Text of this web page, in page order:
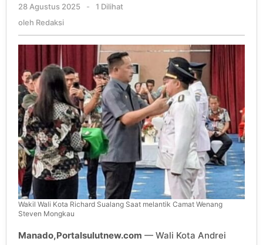
28 Agustus 2025
oleh
-
1 Dilihat
oleh Redaksi
Wakil Wali Kota Richard Sualang Saat melantik Camat Wenang
Steven Mongkau
Manado,Portalsulutnew.com — Wali Kota Andrei